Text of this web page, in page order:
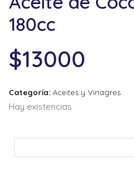
180cc
$13000
Categoría: Aceites y Vinagres
Hay existencias